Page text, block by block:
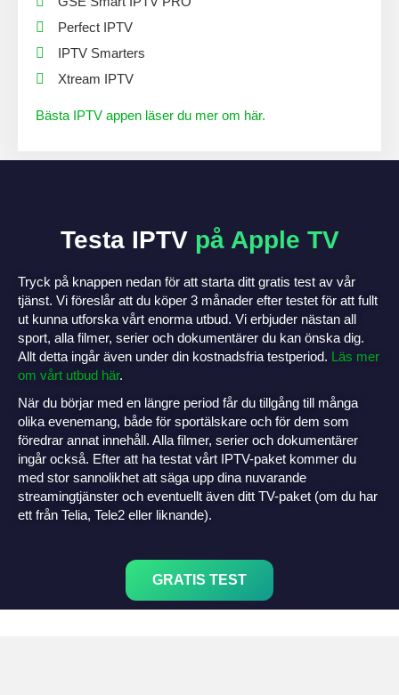
Perfect IPTV
IPTV Smarters
Xtream IPTV
Bästa IPTV appen läser du mer om här.
Testa IPTV på Apple TV
Tryck på knappen nedan för att starta ditt gratis test av vår
tjänst. Vi föreslår att du köper 3 månader efter testet för att fullt
ut kunna utforska vårt enorma utbud. Vi erbjuder nästan all
sport, alla filmer, serier och dokumentärer du kan önska dig.
Allt detta ingår även under din kostnadsfria testperiod. Läs mer
om vårt utbud här.
När du börjar med en längre period får du tillgång till många
olika evenemang, både för sportälskare och för dem som
föredrar annat innehåll. Alla filmer, serier och dokumentärer
ingår också. Efter att ha testat vårt IPTV-paket kommer du
med stor sannolikhet att säga upp dina nuvarande
streamingtjänster och eventuellt även ditt TV-paket (om du har
ett från Telia, Tele2 eller liknande).
GRATIS TEST